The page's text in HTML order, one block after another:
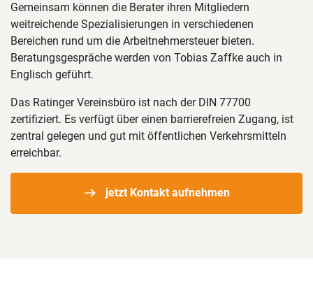
Gemeinsam können die Berater ihren Mitgliedern
weitreichende Spezialisierungen in verschiedenen
Bereichen rund um die Arbeitnehmersteuer bieten.
Beratungsgespräche werden von Tobias Zaffke auch in
Englisch geführt.
Das Ratinger Vereinsbüro ist nach der DIN 77700
zertifiziert. Es verfügt über einen barrierefreien Zugang, ist
zentral gelegen und gut mit öffentlichen Verkehrsmitteln
erreichbar.
jetzt Kontakt aufnehmen